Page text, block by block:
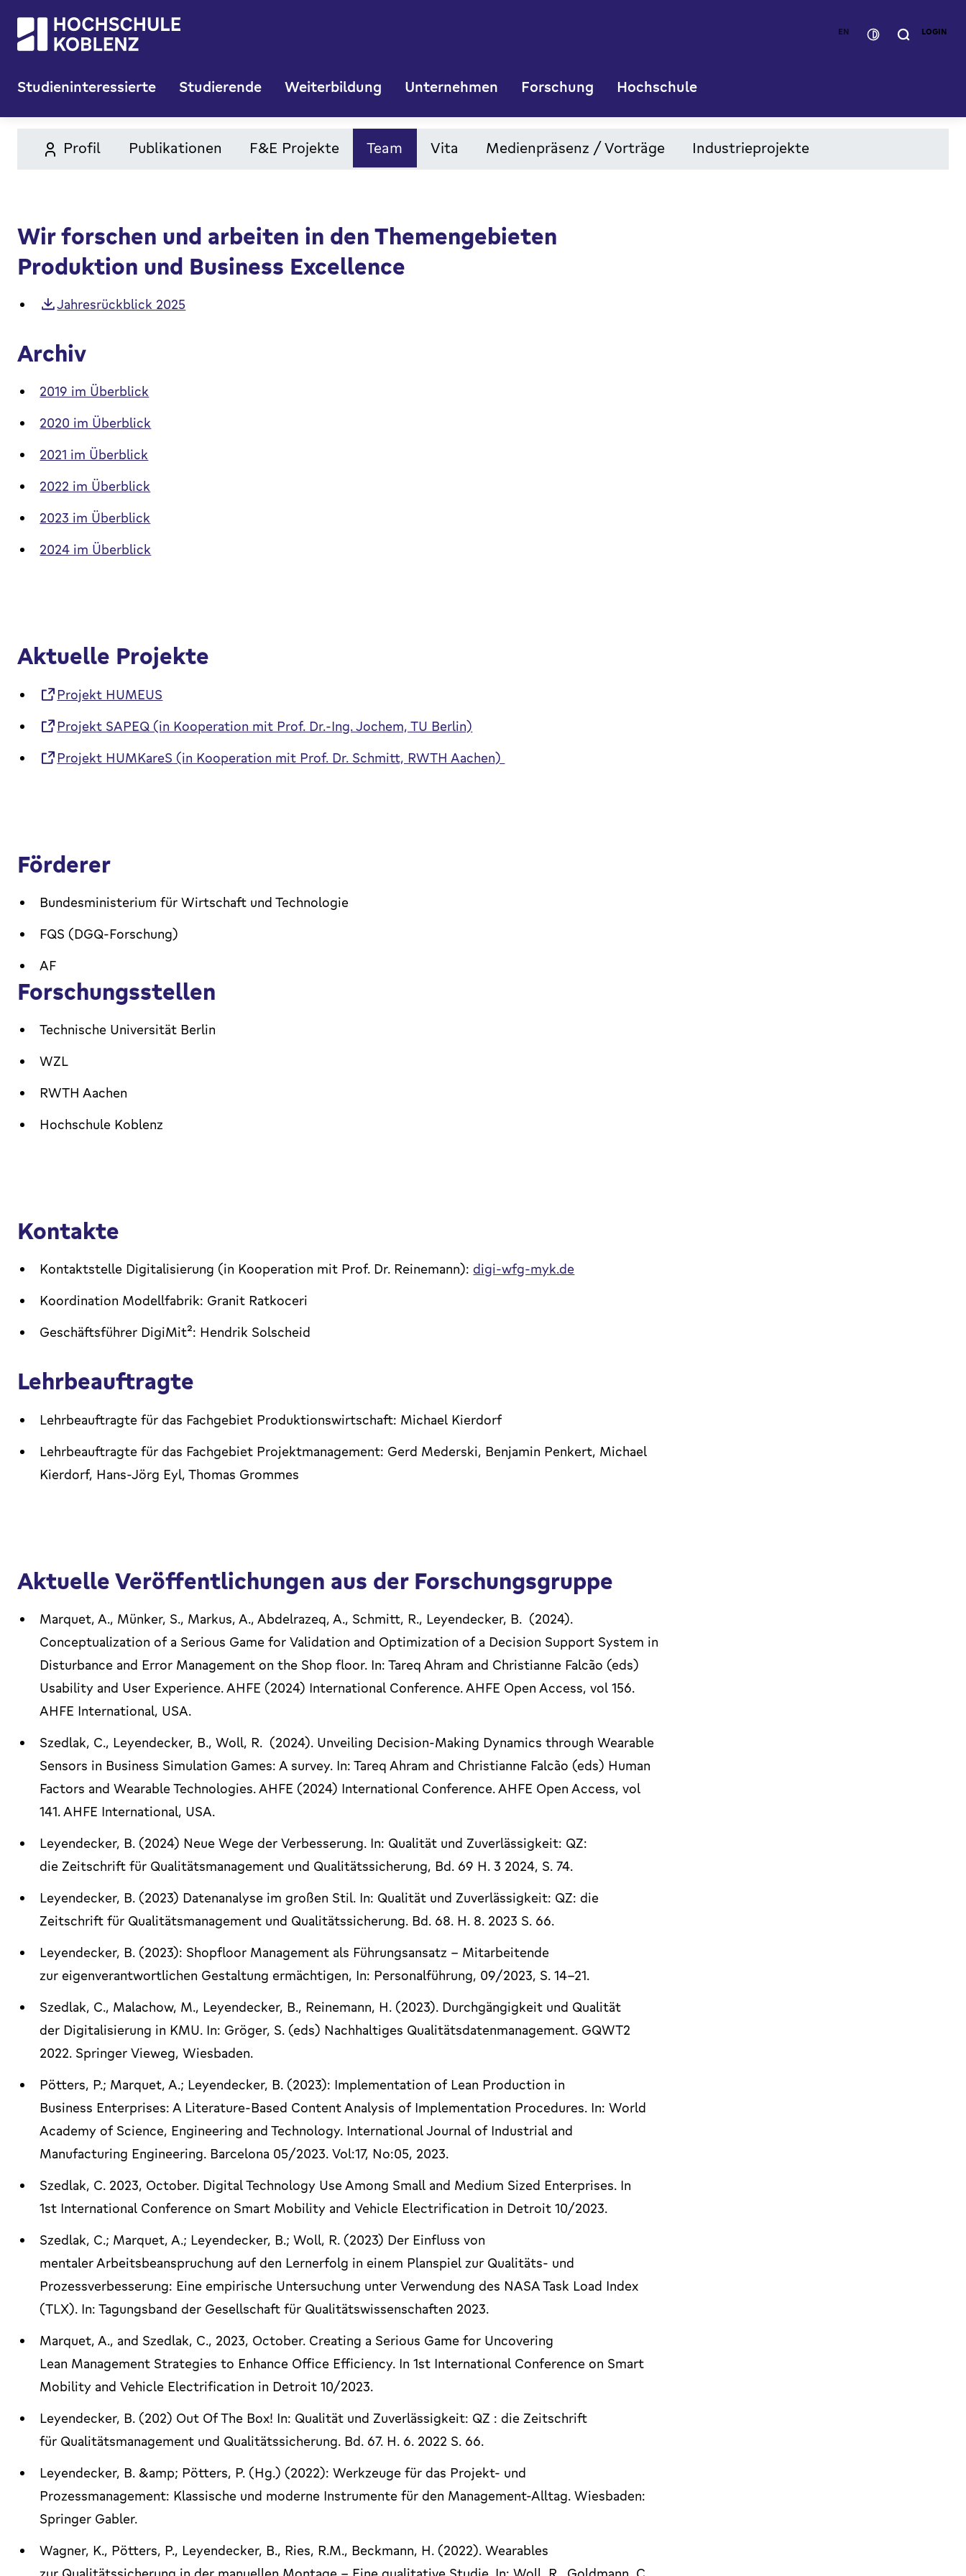
EN LOGIN
Studieninteressierte Studierende Weiterbildung Unternehmen Forschung Hochschule
Profil Publikationen F&E Projekte Team Vita Medienpräsenz / Vorträge Industrieprojekte
Wir forschen und arbeiten in den Themengebieten
Produktion und Business Excellence
Jahresrückblick 2025
Archiv
2019 im Überblick
2020 im Überblick
2021 im Überblick
2022 im Überblick
2023 im Überblick
2024 im Überblick
Aktuelle Projekte
Projekt HUMEUS
Projekt SAPEQ (in Kooperation mit Prof. Dr.-Ing. Jochem, TU Berlin)
Projekt HUMKareS (in Kooperation mit Prof. Dr. Schmitt, RWTH Aachen)
Förderer
Bundesministerium für Wirtschaft und Technologie
FQS (DGQ-Forschung)
AF
Forschungsstellen
Technische Universität Berlin
WZL
RWTH Aachen
Hochschule Koblenz
Kontakte
Kontaktstelle Digitalisierung (in Kooperation mit Prof. Dr. Reinemann): digi-wfg-myk.de
Koordination Modellfabrik: Granit Ratkoceri
Geschäftsführer DigiMit²: Hendrik Solscheid
Lehrbeauftragte
Lehrbeauftragte für das Fachgebiet Produktionswirtschaft: Michael Kierdorf
Lehrbeauftragte für das Fachgebiet Projektmanagement: Gerd Mederski, Benjamin Penkert, Michael
Kierdorf, Hans-Jörg Eyl, Thomas Grommes
Aktuelle Veröffentlichungen aus der Forschungsgruppe
Marquet, A., Münker, S., Markus, A., Abdelrazeq, A., Schmitt, R., Leyendecker, B. (2024).
Conceptualization of a Serious Game for Validation and Optimization of a Decision Support System in
Disturbance and Error Management on the Shop floor. In: Tareq Ahram and Christianne Falcão (eds)
Usability and User Experience. AHFE (2024) International Conference. AHFE Open Access, vol 156.
AHFE International, USA.
Szedlak, C., Leyendecker, B., Woll, R. (2024). Unveiling Decision-Making Dynamics through Wearable
Sensors in Business Simulation Games: A survey. In: Tareq Ahram and Christianne Falcão (eds) Human
Factors and Wearable Technologies. AHFE (2024) International Conference. AHFE Open Access, vol
141. AHFE International, USA.
Leyendecker, B. (2024) Neue Wege der Verbesserung. In: Qualität und Zuverlässigkeit: QZ:
die Zeitschrift für Qualitätsmanagement und Qualitätssicherung, Bd. 69 H. 3 2024, S. 74.
Leyendecker, B. (2023) Datenanalyse im großen Stil. In: Qualität und Zuverlässigkeit: QZ: die
Zeitschrift für Qualitätsmanagement und Qualitätssicherung. Bd. 68. H. 8. 2023 S. 66.
Leyendecker, B. (2023): Shopfloor Management als Führungsansatz - Mitarbeitende
zur eigenverantwortlichen Gestaltung ermächtigen, In: Personalführung, 09/2023, S. 14-21.
Szedlak, C., Malachow, M., Leyendecker, B., Reinemann, H. (2023). Durchgängigkeit und Qualität
der Digitalisierung in KMU. In: Gröger, S. (eds) Nachhaltiges Qualitätsdatenmanagement. GQWT2
2022. Springer Vieweg, Wiesbaden.
Pötters, P.; Marquet, A.; Leyendecker, B. (2023): Implementation of Lean Production in
Business Enterprises: A Literature-Based Content Analysis of Implementation Procedures. In: World
Academy of Science, Engineering and Technology. International Journal of Industrial and
Manufacturing Engineering. Barcelona 05/2023. Vol:17, No:05, 2023.
Szedlak, C. 2023, October. Digital Technology Use Among Small and Medium Sized Enterprises. In
1st International Conference on Smart Mobility and Vehicle Electrification in Detroit 10/2023.
Szedlak, C.; Marquet, A.; Leyendecker, B.; Woll, R. (2023) Der Einfluss von
mentaler Arbeitsbeanspruchung auf den Lernerfolg in einem Planspiel zur Qualitäts- und
Prozessverbesserung: Eine empirische Untersuchung unter Verwendung des NASA Task Load Index
(TLX). In: Tagungsband der Gesellschaft für Qualitätswissenschaften 2023.
Marquet, A., and Szedlak, C., 2023, October. Creating a Serious Game for Uncovering
Lean Management Strategies to Enhance Office Efficiency. In 1st International Conference on Smart
Mobility and Vehicle Electrification in Detroit 10/2023.
Leyendecker, B. (202) Out Of The Box! In: Qualität und Zuverlässigkeit: QZ : die Zeitschrift
für Qualitätsmanagement und Qualitätssicherung. Bd. 67. H. 6. 2022 S. 66.
Leyendecker, B. &amp; Pötters, P. (Hg.) (2022): Werkzeuge für das Projekt- und
Prozessmanagement: Klassische und moderne Instrumente für den Management-Alltag. Wiesbaden:
Springer Gabler.
Wagner, K., Pötters, P., Leyendecker, B., Ries, R.M., Beckmann, H. (2022). Wearables